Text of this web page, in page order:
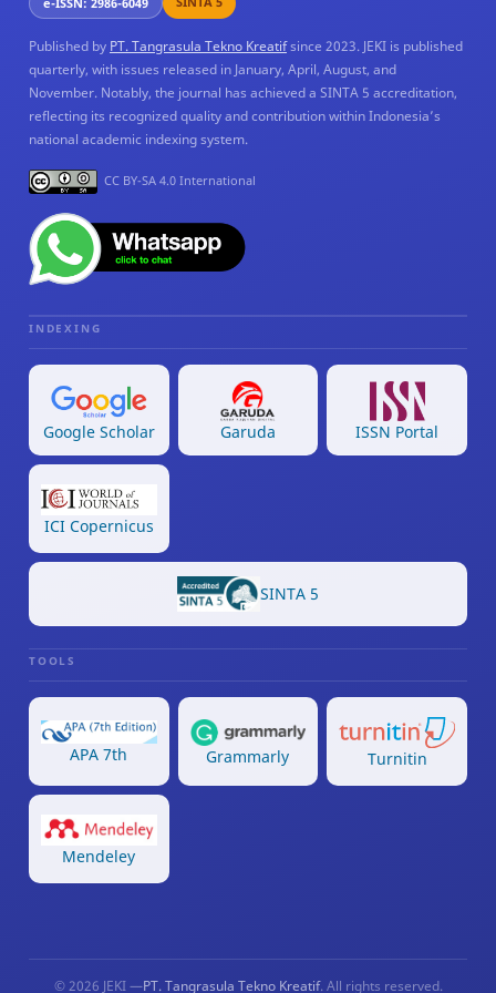
Published by PT. Tangrasula Tekno Kreatifsince 2023. JEKI is published
quarterly, with issues released in January, April, August, and
November. Notably, the journal has achieved a SINTA 5 accreditation,
reflecting its recognized quality and contribution within Indonesia’s
national academic indexing system.
CC BY-SA 4.0 International
INDEXING
Google Scholar Garuda ISSN Portal
ICI Copernicus
SINTA 5
TOOLS
APA 7th Grammarly Turnitin
Mendeley
© 2026 JEKI —PT. Tangrasula Tekno Kreatif. All rights reserved.